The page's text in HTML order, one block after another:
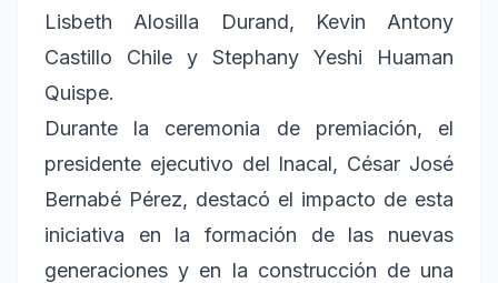
Lisbeth Alosilla Durand, Kevin Antony
Castillo Chile y Stephany Yeshi Huaman
Quispe.
Durante la ceremonia de premiación, el
presidente ejecutivo del Inacal, César José
Bernabé Pérez, destacó el impacto de esta
iniciativa en la formación de las nuevas
generaciones y en la construcción de una